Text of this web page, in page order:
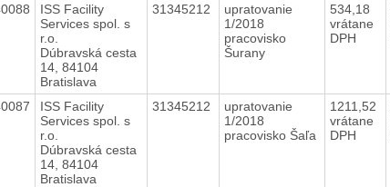
ISS Facility
Services spol. s
r.o.
Dúbravská cesta
14, 84104
Bratislava
31345212
upratovanie
1/2018
pracovisko
Šurany
534,18
vrátane
DPH
ISS Facility
Services spol. s
r.o.
Dúbravská cesta
14, 84104
Bratislava
31345212
upratovanie
1/2018
pracovisko Šaľa
1211,52
vrátane
DPH